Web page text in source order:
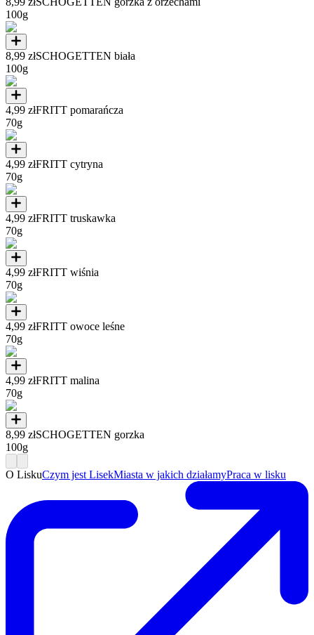
100g
8,99 złSCHOGETTEN biała
100g
4,99 złFRITT pomarańcza
70g
4,99 złFRITT cytryna
70g
4,99 złFRITT truskawka
70g
4,99 złFRITT wiśnia
70g
4,99 złFRITT owoce leśne
70g
4,99 złFRITT malina
70g
8,99 złSCHOGETTEN gorzka
100g
O LiskuCzym jest LisekMiasta w jakich działamyPraca w lisku